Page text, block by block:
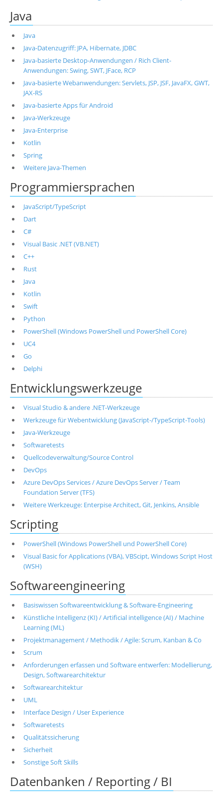
Java
Java
Java-Datenzugriff: JPA, Hibernate, JDBC
Java-basierte Desktop-Anwendungen / Rich Client-
Anwendungen: Swing, SWT, JFace, RCP
Java-basierte Webanwendungen: Servlets, JSP, JSF, JavaFX, GWT,
JAX-RS
Java-basierte Apps für Android
Java-Werkzeuge
Java-Enterprise
Kotlin
Spring
Weitere Java-Themen
Programmiersprachen
JavaScript/TypeScript
Dart
C#
Visual Basic .NET (VB.NET)
C++
Rust
Java
Kotlin
Swift
Python
PowerShell (Windows PowerShell und PowerShell Core)
UC4
Go
Delphi
Entwicklungswerkzeuge
Visual Studio & andere .NET-Werkzeuge
Werkzeuge für Webentwicklung (JavaScript-/TypeScript-Tools)
Java-Werkzeuge
Softwaretests
Quellcodeverwaltung/Source Control
DevOps
Azure DevOps Services / Azure DevOps Server / Team
Foundation Server (TFS)
Weitere Werkzeuge: Enterpise Architect, Git, Jenkins, Ansible
Scripting
PowerShell (Windows PowerShell und PowerShell Core)
Visual Basic for Applications (VBA), VBScipt, Windows Script Host
(WSH)
Softwareengineering
Basiswissen Softwareentwicklung & Software-Engineering
Künstliche Intelligenz (KI) / Artificial intelligence (AI) / Machine
Learning (ML)
Projektmanagement / Methodik / Agile: Scrum, Kanban & Co
Scrum
Anforderungen erfassen und Software entwerfen: Modellierung,
Design, Softwarearchitektur
Softwarearchitektur
UML
Interface Design / User Experience
Softwaretests
Qualitätssicherung
Sicherheit
Sonstige Soft Skills
Datenbanken / Reporting / BI